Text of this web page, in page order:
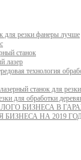
для резки фанеры лучше
станок
лазер
технология
станок для
для обработки
БИЗНЕСА В
НА 2019 ГОД.